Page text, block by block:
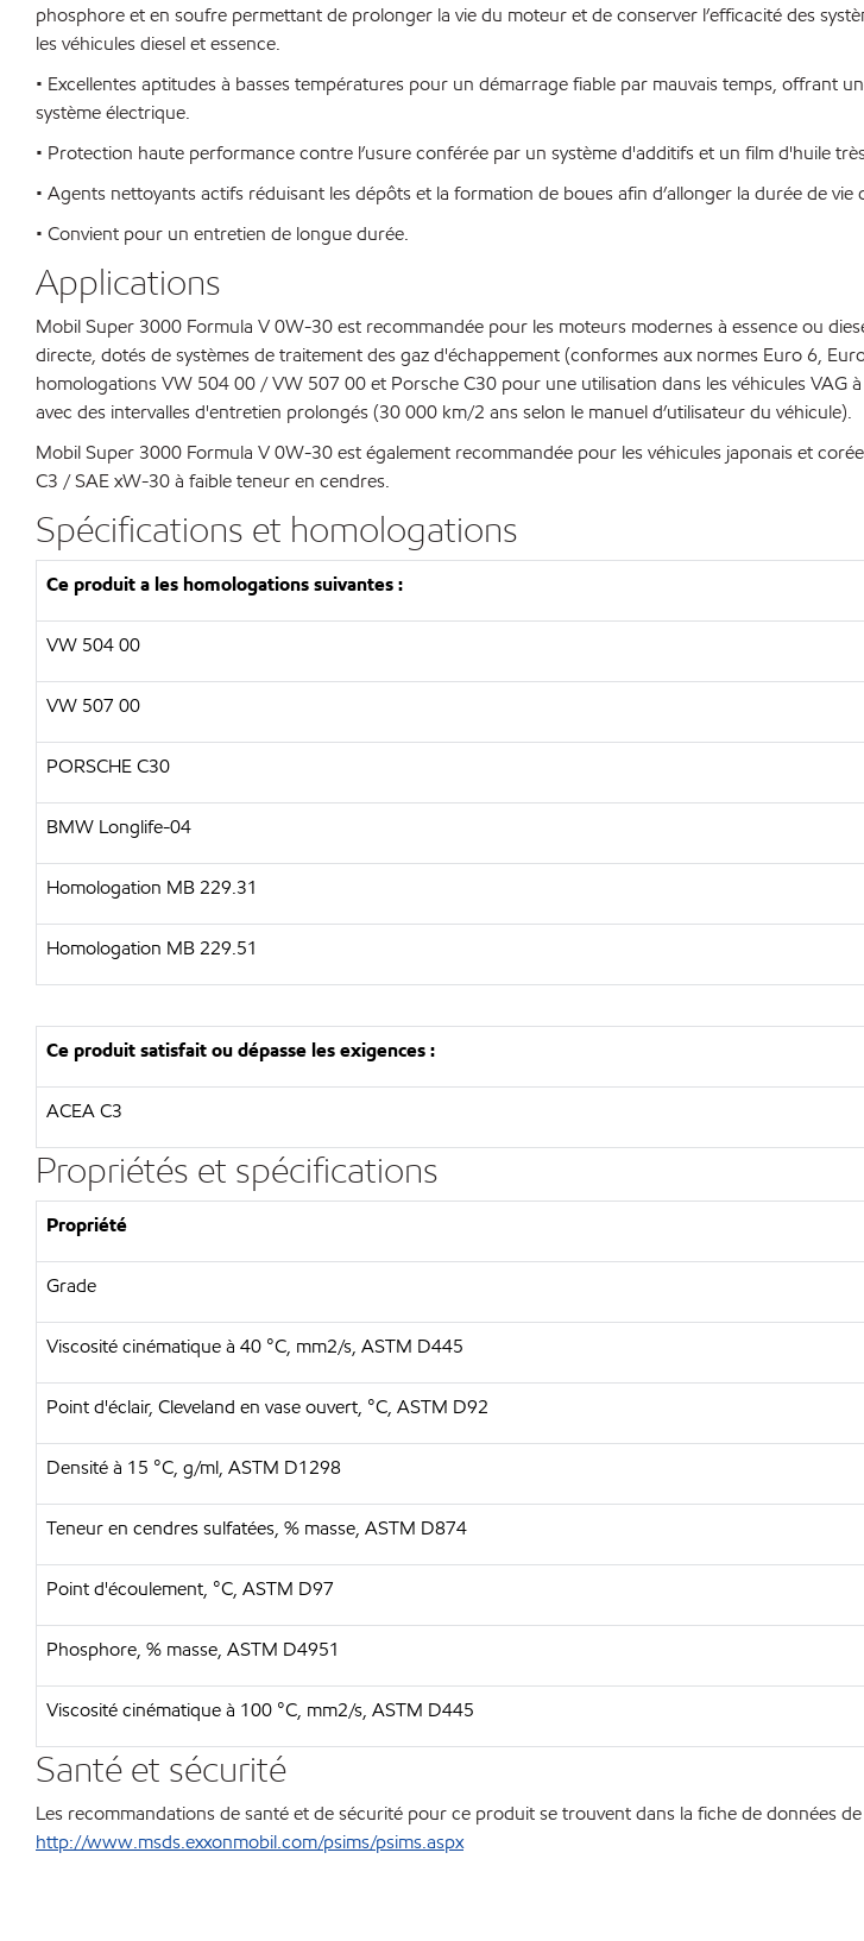
phosphore et en soufre permettant de prolonger la vie du moteur et de conserver l’efficacité des
les véhicules diesel et essence.
• Excellentes aptitudes à basses températures pour un démarrage fiable par mauvais temps, offrant
système électrique.
• Protection haute performance contre l’usure conférée par un système d'additifs et un film d'huile
• Agents nettoyants actifs réduisant les dépôts et la formation de boues afin d’allonger la durée de
• Convient pour un entretien de longue durée.
Applications
Mobil Super 3000 Formula V 0W-30 est recommandée pour les moteurs modernes à essence ou
directe, dotés de systèmes de traitement des gaz d'échappement (conformes aux normes Euro 6,
homologations VW 504 00 / VW 507 00 et Porsche C30 pour une utilisation dans les véhicules VAG
avec des intervalles d'entretien prolongés (30 000 km/2 ans selon le manuel d’utilisateur du véhicule).
Mobil Super 3000 Formula V 0W-30 est également recommandée pour les véhicules japonais et
C3 / SAE xW-30 à faible teneur en cendres.
Spécifications et homologations
Ce produit a les homologations suivantes :
VW 504 00
VW 507 00
PORSCHE C30
BMW Longlife-04
Homologation MB 229.31
Homologation MB 229.51
Ce produit satisfait ou dépasse les exigences :
ACEA C3
Propriétés et spécifications
Propriété
Grade
Viscosité cinématique à 40 °C, mm2/s, ASTM D445
Point d'éclair, Cleveland en vase ouvert, °C, ASTM D92
Densité à 15 °C, g/ml, ASTM D1298
Teneur en cendres sulfatées, % masse, ASTM D874
Point d'écoulement, °C, ASTM D97
Phosphore, % masse, ASTM D4951
Viscosité cinématique à 100 °C, mm2/s, ASTM D445
Santé et sécurité
Les recommandations de santé et de sécurité pour ce produit se trouvent dans la fiche de données
http://www.msds.exxonmobil.com/psims/psims.aspx